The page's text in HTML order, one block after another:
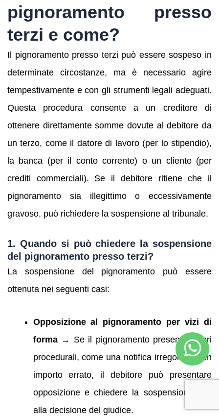
pignoramento presso
terzi e come?
Il pignoramento presso terzi può essere sospeso in
determinate circostanze, ma è necessario agire
tempestivamente e con gli strumenti legali adeguati.
Questa procedura consente a un creditore di
ottenere direttamente somme dovute al debitore da
un terzo, come il datore di lavoro (per lo stipendio),
la banca (per il conto corrente) o un cliente (per
crediti commerciali). Se il debitore ritiene che il
pignoramento sia illegittimo o eccessivamente
gravoso, può richiedere la sospensione al tribunale.
1. Quando si può chiedere la sospensione
del pignoramento presso terzi?
La sospensione del pignoramento può essere
ottenuta nei seguenti casi:
Opposizione al pignoramento per vizi di
forma→ Se il pignoramento presenta errori
procedurali, come una notifica irregolare o un
importo errato, il debitore può presentare
opposizione e chiedere la sospensione fino
alla decisione del giudice.